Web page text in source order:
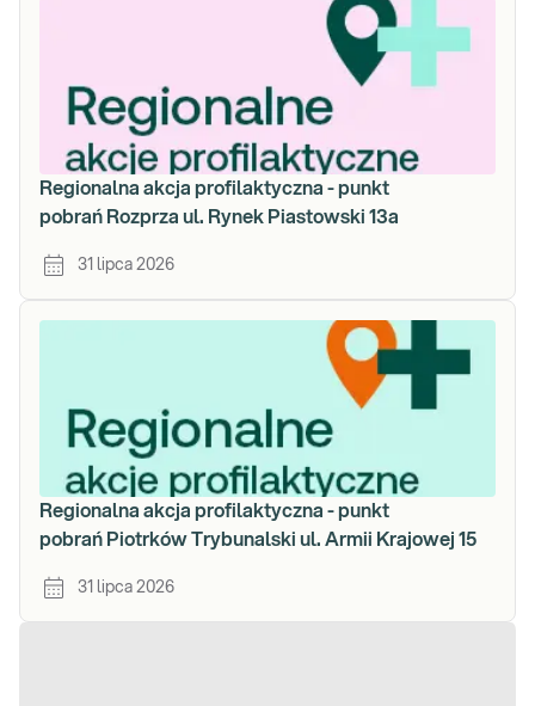
Regionalna akcja profilaktyczna - punkt
pobrań Rozprza ul. Rynek Piastowski 13a
31 lipca 2026
Regionalna akcja profilaktyczna - punkt
pobrań Piotrków Trybunalski ul. Armii Krajowej 15
31 lipca 2026